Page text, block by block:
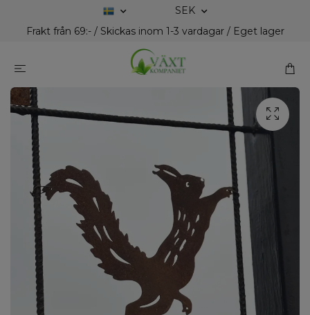
SEK
Frakt från 69:- / Skickas inom 1-3 vardagar / Eget lager